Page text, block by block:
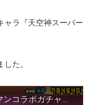
ャラ『天空神スーパー
た。
【にゃんこ大戦争】ビックリマンコラボガチャで【ヘラクライスト】を引き当てて進化♫